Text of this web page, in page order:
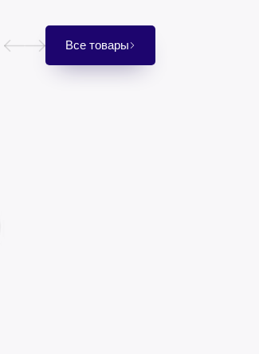
Все товары